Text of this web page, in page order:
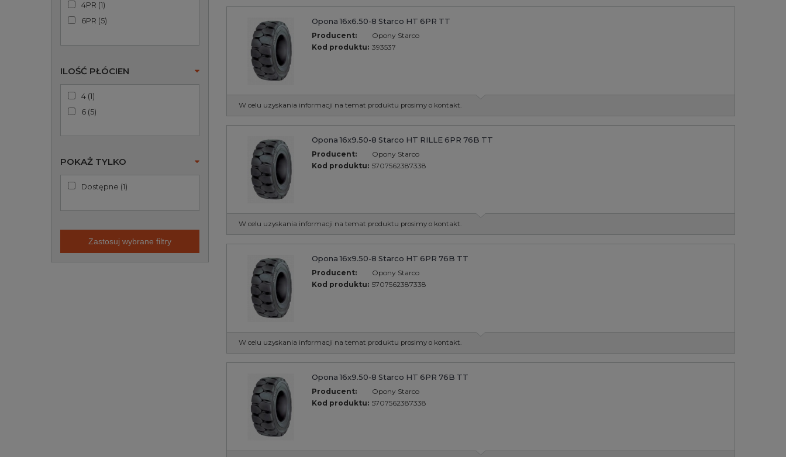
4PR (1)
6PR (5)
ILOŚĆ PŁÓCIEN
4 (1)
6 (5)
POKAŻ TYLKO
Dostępne (1)
Zastosuj wybrane filtry
Opona 16x6.50-8 Starco HT 6PR TT
Producent:
Opony Starco
Kod produktu: 393537
W celu uzyskania informacji na temat produktu prosimy o kontakt.
Opona 16x9.50-8 Starco HT RILLE 6PR 76B TT
Producent:
Opony Starco
Kod produktu: 5707562387338
W celu uzyskania informacji na temat produktu prosimy o kontakt.
Opona 16x9.50-8 Starco HT 6PR 76B TT
Producent:
Opony Starco
Kod produktu: 5707562387338
W celu uzyskania informacji na temat produktu prosimy o kontakt.
Opona 16x9.50-8 Starco HT 6PR 76B TT
Producent:
Opony Starco
Kod produktu: 5707562387338